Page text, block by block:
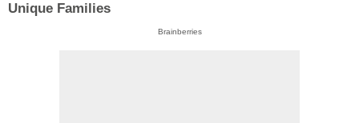
Unique Families
Brainberries